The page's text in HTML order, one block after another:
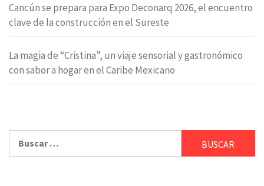
Cancún se prepara para Expo Deconarq 2026, el encuentro
clave de la construcción en el Sureste
La magia de “Cristina”, un viaje sensorial y gastronómico
con sabor a hogar en el Caribe Mexicano